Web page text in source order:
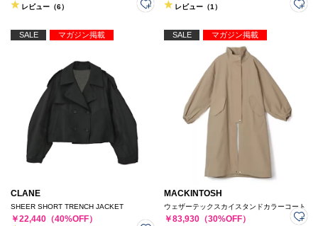
レビュー（6） レビュー（1）
SALE マガジン掲載
CLANE
SHEER SHORT TRENCH JACKET
￥22,440（40%OFF）
SALE マガジン掲載
MACKINTOSH
ウェザーテックスカイスタンドカラーコート
￥83,930（30%OFF）